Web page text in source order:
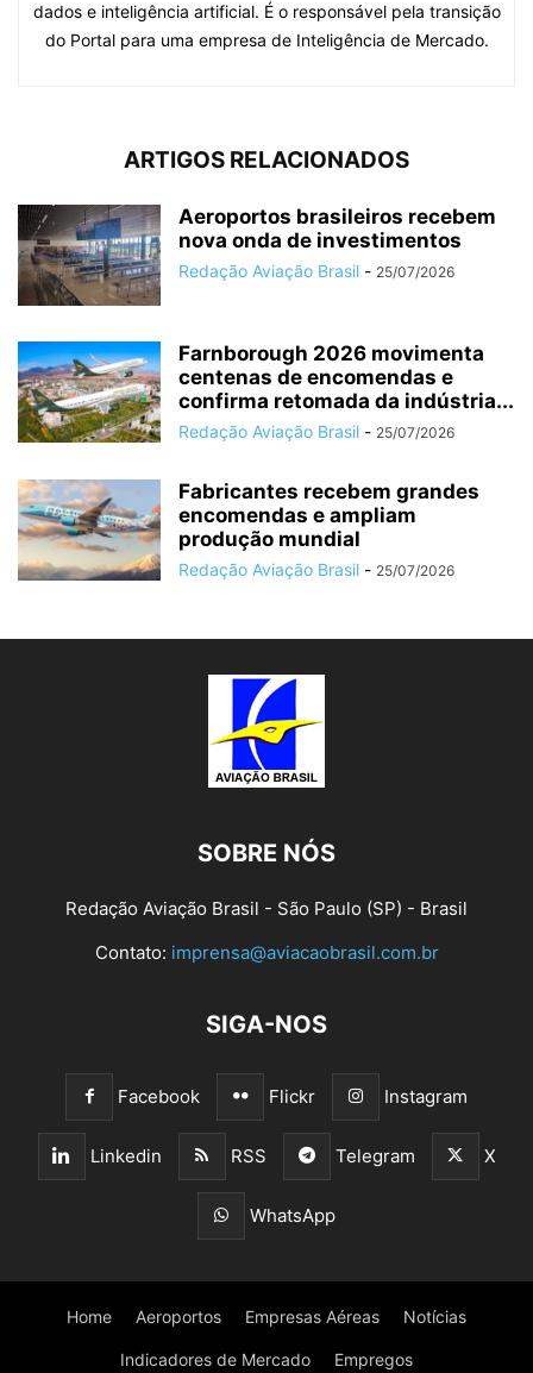
dados e inteligência artificial. É o responsável pela transição
do Portal para uma empresa de Inteligência de Mercado.
ARTIGOS RELACIONADOS
Aeroportos brasileiros recebem
nova onda de investimentos
Redação Aviação Brasil - 25/07/2026
Farnborough 2026 movimenta
centenas de encomendas e
confirma retomada da indústria...
Redação Aviação Brasil - 25/07/2026
Fabricantes recebem grandes
encomendas e ampliam
produção mundial
Redação Aviação Brasil - 25/07/2026
SOBRE NÓS
Redação Aviação Brasil - São Paulo (SP) - Brasil
Contato: imprensa@aviacaobrasil.com.br
SIGA-NOS
Facebook Flickr Instagram
Linkedin RSS Telegram X
WhatsApp
Home Aeroportos Empresas Aéreas Notícias
Indicadores de Mercado Empregos